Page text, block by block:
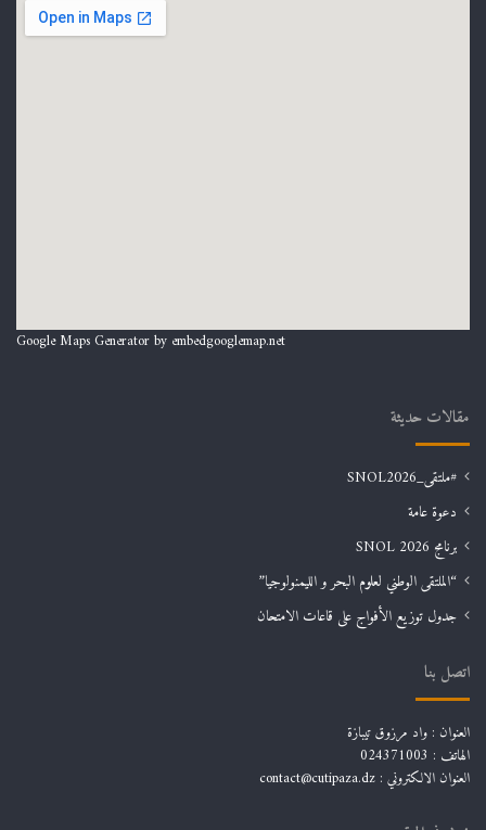
Google Maps Generator by embedgooglemap.net
مقالات حديثة
#ملتقى_SNOL2026
دعوة عامة
برنامج SNOL 2026
“الملتقى الوطني لعلوم البحر و الليمنولوجيا”
جدول توزيع الأفواج على قاعات الامتحان
اتصل بنا
العنوان : واد مرزوق تيبازة
الهاتف : 024371003
العنوان الالكتروني : contact@cutipaza.dz